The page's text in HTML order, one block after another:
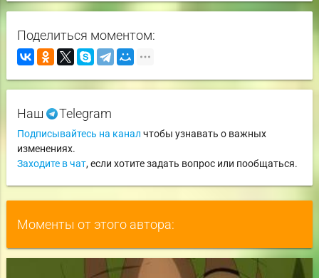
Поделиться моментом:
Наш Telegram
Подписывайтесь на канал чтобы узнавать о важных
изменениях.
Заходите в чат, если хотите задать вопрос или пообщаться.
Моменты от этого автора: